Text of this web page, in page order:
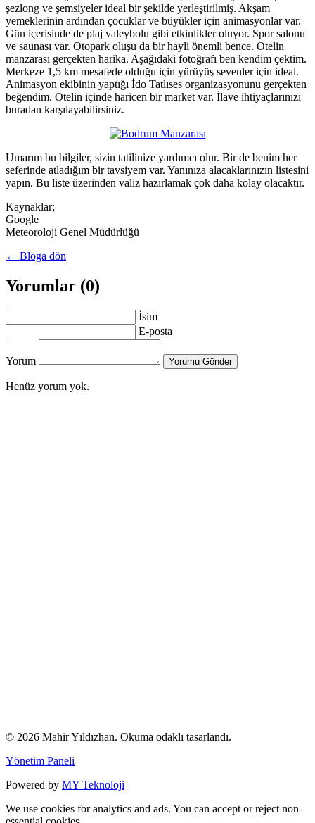
şezlong ve şemsiyeler ideal bir şekilde yerleştirilmiş. Akşam
yemeklerinin ardından çocuklar ve büyükler için animasyonlar var.
Gün içerisinde de plaj valeybolu gibi etkinlikler oluyor. Spor salonu
ve saunası var. Otopark oluşu da bir hayli önemli bence. Otelin
manzarası gerçekten harika. Aşağıdaki fotoğrafı ben kendim çektim.
Merkeze 1,5 km mesafede olduğu için yürüyüş sevenler için ideal.
Animasyon ekibinin yaptığı İdo Tatlıses organizasyonunu gerçekten
beğendim. Otelin içinde haricen bir market var. İlave ihtiyaçlarınızı
buradan karşılayabilirsiniz.
Umarım bu bilgiler, sizin tatilinize yardımcı olur. Bir de benim her
seferinde atladığım bir tavsiyem var. Yanınıza alacaklarınızın listesini
yapın. Bu liste üzerinden valiz hazırlamak çok daha kolay olacaktır.
Kaynaklar;
Google
Meteoroloji Genel Müdürlüğü
← Bloga dön
Yorumlar (0)
İsim
E-posta
Yorum Yorumu Gönder
Henüz yorum yok.
© 2026 Mahir Yıldızhan. Okuma odaklı tasarlandı.
Yönetim Paneli
Powered by MY Teknoloji
We use cookies for analytics and ads. You can accept or reject non-